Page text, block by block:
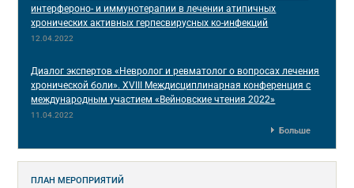
интерфероно- и иммунотерапии в лечении атипичных
хронических активных герпесвирусных ко-инфекций
12.04.2022
Диалог экспертов «Невролог и ревматолог о вопросах лечения
хронической боли». XVIII Междисциплинарная конференция c
международным участием «Вейновские чтения 2022»
11.04.2022
Больше
ПЛАН МЕРОПРИЯТИЙ